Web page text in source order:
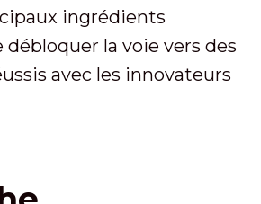
ingrédients
la voie vers des
avec les innovateurs